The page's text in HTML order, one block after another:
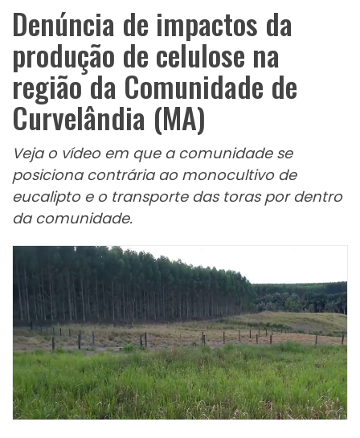
Denúncia de impactos da
produção de celulose na
região da Comunidade de
Curvelândia (MA)
Veja o vídeo em que a comunidade se
posiciona contrária ao monocultivo de
eucalipto e o transporte das toras por dentro
da comunidade.